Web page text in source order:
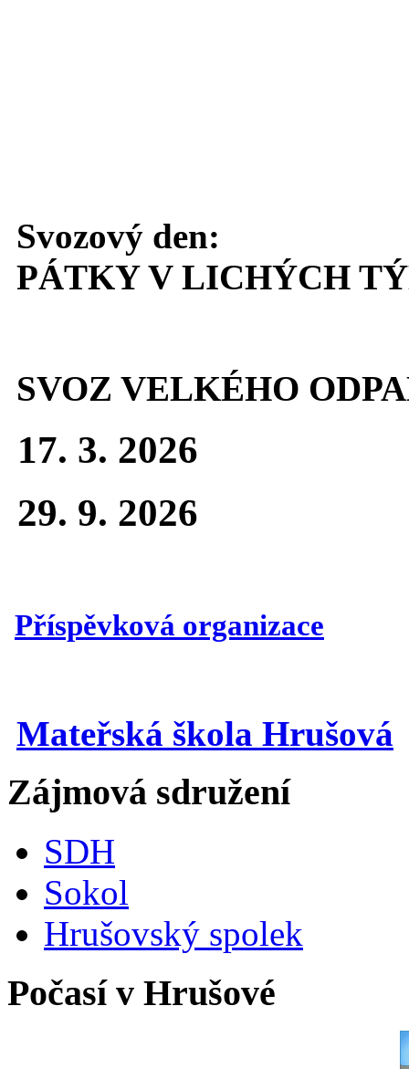
Svozový den:
PÁTKY V LICHÝCH
SVOZ VELKÉHO
17. 3. 2026
29. 9. 2026
Příspěvková organizace
Mateřská škola Hrušová
Zájmová sdružení
SDH
Sokol
Hrušovský spolek
Počasí v Hrušové